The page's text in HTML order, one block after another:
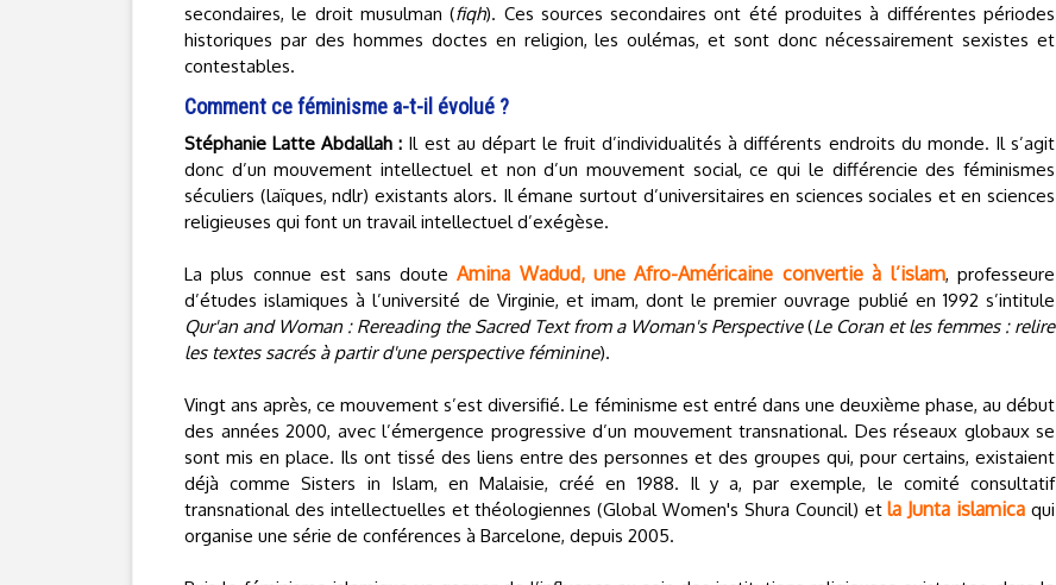
secondaires, le droit musulman (fiqh). Ces sources secondaires ont été produites à différentes périodes
historiques par des hommes doctes en religion, les oulémas, et sont donc nécessairement sexistes et
contestables.
Comment ce féminisme a-t-il évolué ?
Stéphanie Latte Abdallah : Il est au départ le fruit d’individualités à différents endroits du monde. Il s’agit
donc d’un mouvement intellectuel et non d’un mouvement social, ce qui le différencie des féminismes
séculiers (laïques, ndlr) existants alors. Il émane surtout d’universitaires en sciences sociales et en sciences
religieuses qui font un travail intellectuel d’exégèse.
La plus connue est sans douteAmina Wadud, une Afro-Américaine convertie à l’islam, professeure
d’études islamiques à l’université de Virginie, et imam, dont le premier ouvrage publié en 1992 s’intitule
Qur'an and Woman : Rereading the Sacred Text from a Woman's Perspective(Le Coran et les femmes : relire
les textes sacrés à partir d'une perspective féminine).
Vingt ans après, ce mouvement s’est diversifié. Le féminisme est entré dans une deuxième phase, au début
des années 2000, avec l’émergence progressive d’un mouvement transnational. Des réseaux globaux se
sont mis en place. Ils ont tissé des liens entre des personnes et des groupes qui, pour certains, existaient
déjà comme Sisters in Islam, en Malaisie, créé en 1988. Il y a, par exemple, le comité consultatif
transnational des intellectuelles et théologiennes (Global Women's Shura Council) etla Junta islamica qui
organise une série de conférences à Barcelone, depuis 2005.